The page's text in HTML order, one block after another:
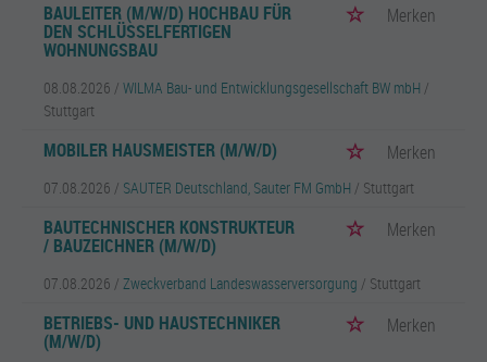
BAULEITER (M/W/D) HOCHBAU FÜR
DEN SCHLÜSSELFERTIGEN
WOHNUNGSBAU
Merken
08.08.2026 / WILMA Bau- und Entwicklungsgesellschaft BW mbH /
Stuttgart
MOBILER HAUSMEISTER (M/W/D) Merken
07.08.2026 / SAUTER Deutschland, Sauter FM GmbH / Stuttgart
BAUTECHNISCHER KONSTRUKTEUR
/ BAUZEICHNER (M/W/D)
Merken
07.08.2026 / Zweckverband Landeswasserversorgung / Stuttgart
BETRIEBS- UND HAUSTECHNIKER
(M/W/D)
Merken